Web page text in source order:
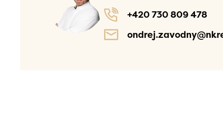
+420 730 809 478